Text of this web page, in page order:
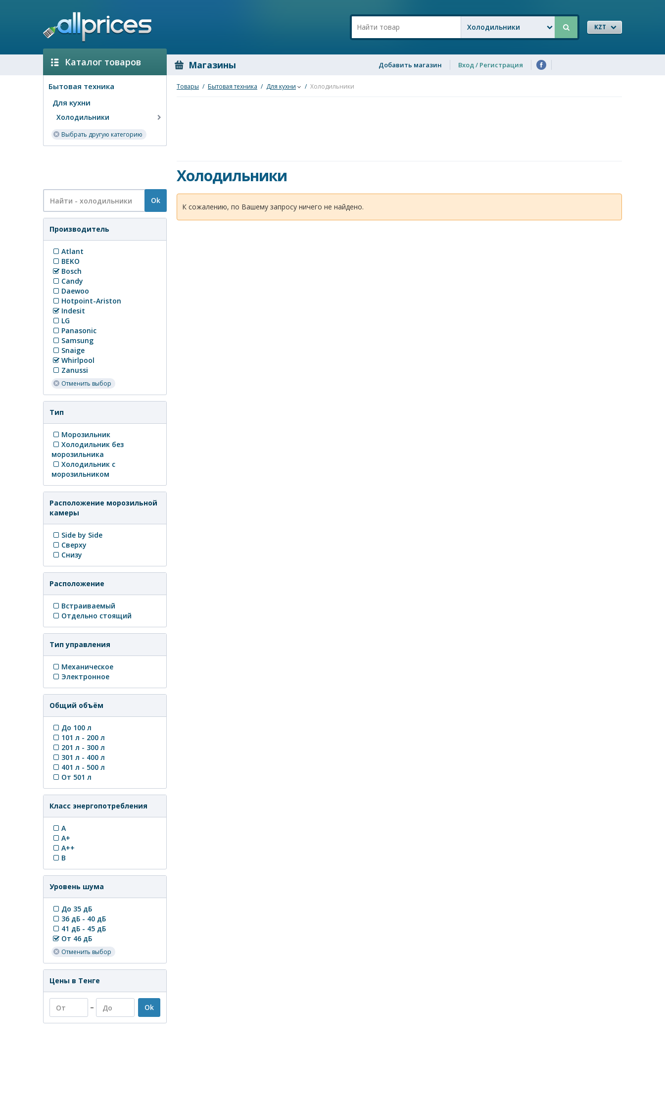
Холодильники KZT
Каталог товаров Магазины Добавить магазин Вход / Регистрация
Бытовая техника
Для кухни
Холодильники
Выбрать другую категорию
Ok
Производитель
Atlant
BEKO
Bosch
Candy
Daewoo
Hotpoint-Ariston
Indesit
LG
Panasonic
Samsung
Snaige
Whirlpool
Zanussi
Отменить выбор
Тип
Морозильник
Холодильник без
морозильника
Холодильник с
морозильником
Расположение морозильной
камеры
Side by Side
Сверху
Снизу
Расположение
Встраиваемый
Отдельно стоящий
Тип управления
Механическое
Электронное
Общий объём
До 100 л
101 л - 200 л
201 л - 300 л
301 л - 400 л
401 л - 500 л
От 501 л
Класс энергопотребления
A
A+
A++
B
Уровень шума
До 35 дБ
36 дБ - 40 дБ
41 дБ - 45 дБ
От 46 дБ
Отменить выбор
Цены в Тенге
– Ok
Товары / Бытовая техника / Для кухни / Холодильники
Холодильники
К сожалению, по Вашему запросу ничего не найдено.